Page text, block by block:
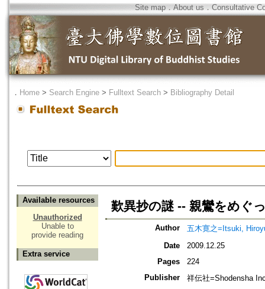
Site map．About us ． Consultative
． Home > Search Engine > Fulltext Search > Bibliography Detail
Available resources
Unauthorized
Unable to
provide reading
Extra service
歎異抄の謎 -- 親鸞をめぐ
Author
五木寛之=Itsuki,
Date
2009.12.25
Pages
224
Publisher
祥伝社=Shodensha